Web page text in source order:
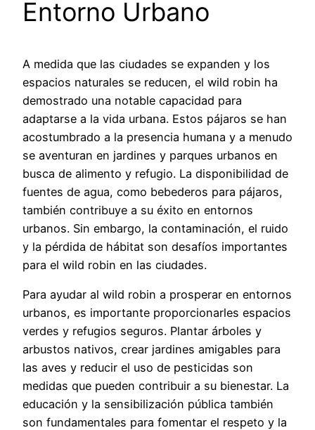
Entorno Urbano
A medida que las ciudades se expanden y los
espacios naturales se reducen, el wild robin ha
demostrado una notable capacidad para
adaptarse a la vida urbana. Estos pájaros se han
acostumbrado a la presencia humana y a menudo
se aventuran en jardines y parques urbanos en
busca de alimento y refugio. La disponibilidad de
fuentes de agua, como bebederos para pájaros,
también contribuye a su éxito en entornos
urbanos. Sin embargo, la contaminación, el ruido
y la pérdida de hábitat son desafíos importantes
para el wild robin en las ciudades.
Para ayudar al wild robin a prosperar en entornos
urbanos, es importante proporcionarles espacios
verdes y refugios seguros. Plantar árboles y
arbustos nativos, crear jardines amigables para
las aves y reducir el uso de pesticidas son
medidas que pueden contribuir a su bienestar. La
educación y la sensibilización pública también
son fundamentales para fomentar el respeto y la